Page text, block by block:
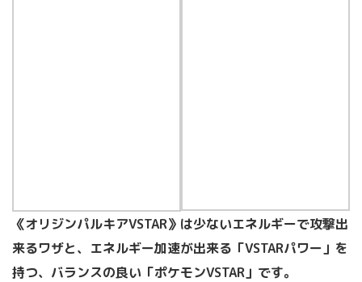
《オリジンパルキアVSTAR》は少ないエネルギーで攻撃出
来るワザと、エネルギー加速が出来る「VSTARパワー」を
持つ、バランスの良い「ポケモンVSTAR」です。